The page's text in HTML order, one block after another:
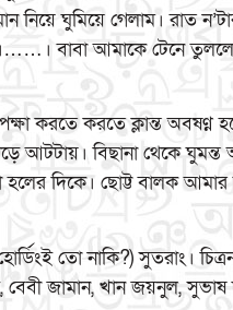
ঘুমিয়ে গেলাম। রাত
বাবা আমাকে টেনে
করতে করতে ক্লান্ত
আটটায়। বিছানা থেকে
হলের দিকে। ছোট্ট বালক
তো নাকি?) সুতরাং।
বেবী জামান, খান জয়নুল, সুভাষ